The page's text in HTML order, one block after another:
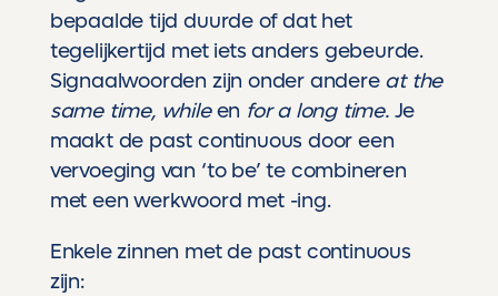
bepaalde tijd duurde of dat het
tegelijkertijd met iets anders gebeurde.
Signaalwoorden zijn onder andere at the
same time, whileen for a long time.Je
maakt de past continuous door een
vervoeging van ‘to be’ te combineren
met een werkwoord met -ing.
Enkele zinnen met de past continuous
zijn: